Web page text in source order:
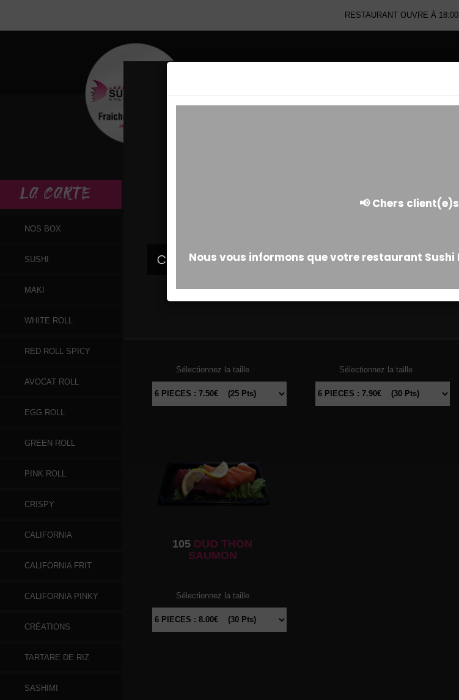
RESTAURANT OUVRE À 18:00
LA CARTE
NOS BOX
SUSHI
MAKI
WHITE ROLL
RED ROLL SPICY
AVOCAT ROLL
EGG ROLL
GREEN ROLL
PINK ROLL
CRISPY
CALIFORNIA
CALIFORNIA FRIT
CALIFORNIA PINKY
CRÉATIONS
TARTARE DE RIZ
SASHIMI
Sélectionnez la taille Sélectionnez la taille
105 DUO THON
SAUMON
Sélectionnez la taille